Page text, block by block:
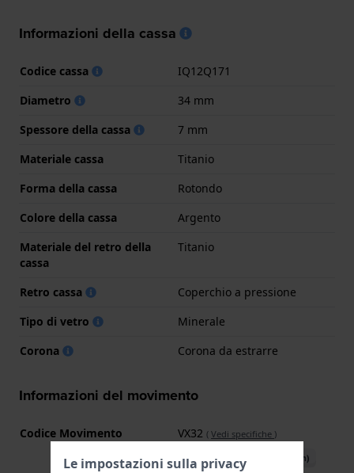
Informazioni della cassa
Codice cassa
IQ12Q171
Diametro
34 mm
Spessore della cassa
7 mm
Materiale cassa
Titanio
Forma della cassa
Rotondo
Colore della cassa
Argento
Materiale del retro della
cassa
Titanio
Retro cassa
Coperchio a pressione
Tipo di vetro
Minerale
Corona
Corona da estrarre
Informazioni del movimento
Codice Movimento VX32 ( Vedi specifiche )
Scarica il manuale (English)
Le impostazioni sulla privacy